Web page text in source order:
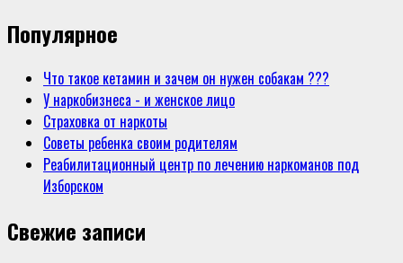
Популярное
Что такое кетамин и зачем он нужен собакам ???
У наркобизнеса - и женское лицо
Страховка от наркоты
Советы ребенка своим родителям
Реабилитационный центр по лечению наркоманов под
Изборском
Свежие записи